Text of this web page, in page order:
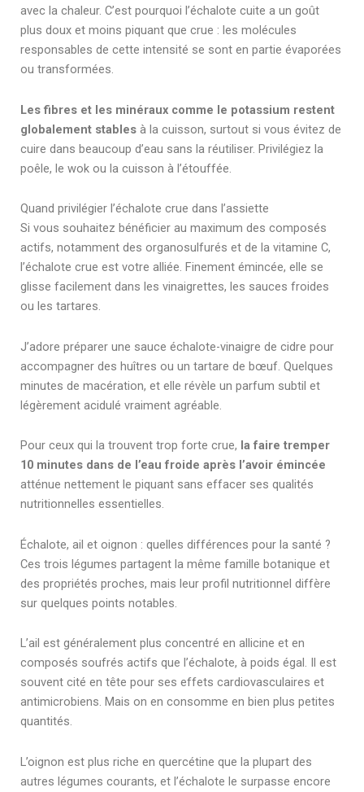
avec la chaleur. C’est pourquoi l’échalote cuite a un goût
plus doux et moins piquant que crue : les molécules
responsables de cette intensité se sont en partie évaporées
ou transformées.
Les fibres et les minéraux comme le potassium restent
globalement stablesà la cuisson, surtout si vous évitez de
cuire dans beaucoup d’eau sans la réutiliser. Privilégiez la
poêle, le wok ou la cuisson à l’étouffée.
Quand privilégier l’échalote crue dans l’assiette
Si vous souhaitez bénéficier au maximum des composés
actifs, notamment des organosulfurés et de la vitamine C,
l’échalote crue est votre alliée. Finement émincée, elle se
glisse facilement dans les vinaigrettes, les sauces froides
ou les tartares.
J’adore préparer une sauce échalote-vinaigre de cidre pour
accompagner des huîtres ou un tartare de bœuf. Quelques
minutes de macération, et elle révèle un parfum subtil et
légèrement acidulé vraiment agréable.
Pour ceux qui la trouvent trop forte crue, la faire tremper
10 minutes dans de l’eau froide après l’avoir émincée
atténue nettement le piquant sans effacer ses qualités
nutritionnelles essentielles.
Échalote, ail et oignon : quelles différences pour la santé ?
Ces trois légumes partagent la même famille botanique et
des propriétés proches, mais leur profil nutritionnel diffère
sur quelques points notables.
L’ail est généralement plus concentré en allicine et en
composés soufrés actifs que l’échalote, à poids égal. Il est
souvent cité en tête pour ses effets cardiovasculaires et
antimicrobiens. Mais on en consomme en bien plus petites
quantités.
L’oignon est plus riche en quercétine que la plupart des
autres légumes courants, et l’échalote le surpasse encore